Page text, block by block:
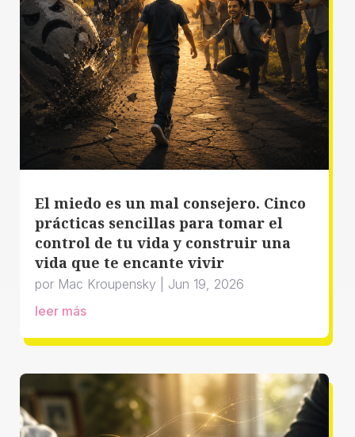
El miedo es un mal consejero. Cinco
prácticas sencillas para tomar el
control de tu vida y construir una
vida que te encante vivir
por Mac Kroupensky
Jun 19, 2026
leer más